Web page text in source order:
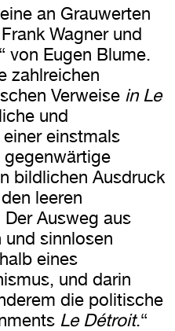
an Grauwerten
Wagner und
von Eugen Blume.
zahlreichen
Verweise in Le
und
einstmals
gegenwärtige
bildlichen Ausdruck
leeren
Ausweg aus
sinnlosen
eines
und darin
die politische
Le Détroit.“